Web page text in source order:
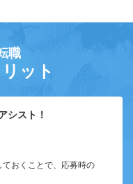
職
ット
シスト！
おくことで、応募時の